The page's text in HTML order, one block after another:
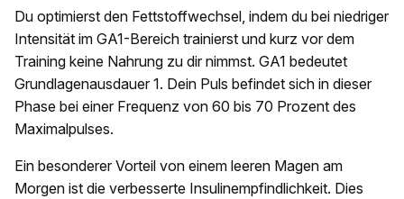
Du optimierst den Fettstoffwechsel, indem du bei niedriger
Intensität im GA1-Bereich trainierst und kurz vor dem
Training keine Nahrung zu dir nimmst. GA1 bedeutet
Grundlagenausdauer 1. Dein Puls befindet sich in dieser
Phase bei einer Frequenz von 60 bis 70 Prozent des
Maximalpulses.
Ein besonderer Vorteil von einem leeren Magen am
Morgen ist die verbesserte Insulinempfindlichkeit. Dies